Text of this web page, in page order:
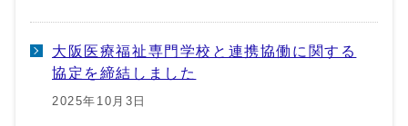
大阪医療福祉専門学校と連携協働に関する
協定を締結しました
2025年10月3日